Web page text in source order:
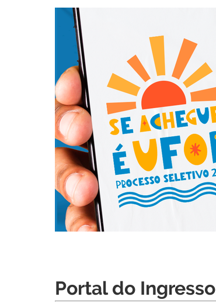
Portal do Ingresso